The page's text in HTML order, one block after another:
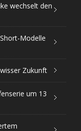
wechselt den
Modelle
Zukunft
um 13